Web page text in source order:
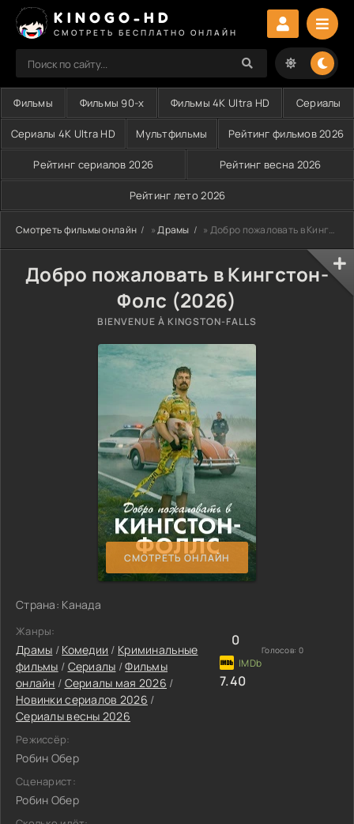
KINOGO-HD
СМОТРЕТЬ БЕСПЛАТНО ОНЛАЙН
Фильмы Фильмы 90-х Фильмы 4K Ultra HD Сериалы
Сериалы 4K Ultra HD Мультфильмы Рейтинг фильмов 2026
Рейтинг сериалов 2026 Рейтинг весна 2026
Рейтинг лето 2026
Смотреть фильмы онлайн »Драмы » Добро пожаловать в Кингстон-Фолс (2026)
Добро пожаловать в Кингстон-
Фолс (2026)
BIENVENUE À KINGSTON-FALLS
СМОТРЕТЬ ОНЛАЙН
Страна: Канада
Жанры:
Драмы / Комедии / Криминальные
фильмы / Сериалы /Фильмы
онлайн / Сериалы мая 2026 /
Новинки сериалов 2026 /
Сериалы весны 2026
Режиссёр:
Робин Обер
Сценарист:
Робин Обер
0
Голосов: 0
7.40